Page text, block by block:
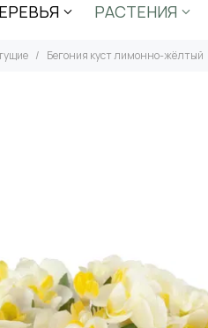
РАСТЕНИЯ
Бегония куст лимонно-жёлтый